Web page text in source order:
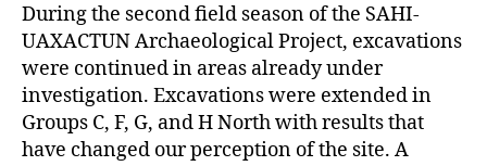
During the second field season of the SAHI-
UAXACTUN Archaeological Project, excavations
were continued in areas already under
investigation. Excavations were extended in
Groups C, F, G, and H North with results that
have changed our perception of the site. A